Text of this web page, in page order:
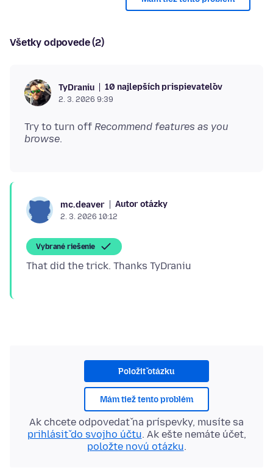
Všetky odpovede (2)
TyDraniu 10 najlepších prispievateľov
2. 3. 2026 9:39
Try to turn off Recommend features as you
browse
mc.deaver Autor otázky
2. 3. 2026 10:12
Vybrané riešenie
Položiť otázku
Mám tiež tento problém
Ak chcete odpovedať na príspevky, musíte sa
prihlásiť do svojho účtu. Ak ešte nemáte účet,
položte novú otázku.